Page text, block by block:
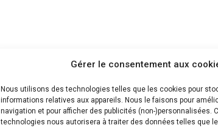
Gérer le consentement aux
Nous utilisons des technologies telles que les cookies pour
informations relatives aux appareils. Nous le faisons pour
navigation et pour afficher des publicités (non-)personnalisées.
technologies nous autorisera à traiter des données telles que
NEXT